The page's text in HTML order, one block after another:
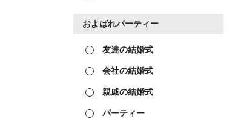
およばれパーティー
友達の結婚式
会社の結婚式
親戚の結婚式
パーティー